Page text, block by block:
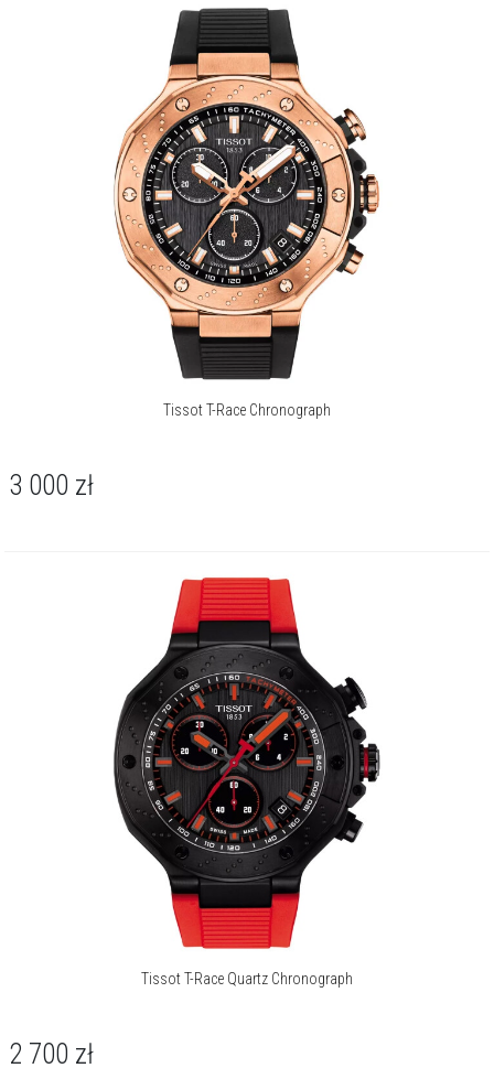
Głęboka czerń tarczy stanowi tło dla precyzyjnie rozmieszczonych
subtarcz chronografu, tworząc kompozycję przywodzącą na myśl
deskę rozdzielczą maszyny o wysokich osiągach. Każdy detal - od
wyrazistych indeksów po wskazówki pokryte substancją Super-
LumiNova - powstał z myślą o bezkompromisowej czytelności.
Dyskretnie umieszczony datownik między godziną czwartą a piątą
dopełnia sportowy charakter, zachowując symetrię i wizualną
Masywna koperta o średnicy 45 mm, wykonana ze stali szlachetnej
316L i pokryta czarną powłoką PVD, jest manifestem inżynieryjnej
pasji. Czerpie bezpośrednie inspiracje ze świata motocykli - bezel
stylizowany na tarczę hamulcową, elementy przypominające części
silnika oraz przyciski chronografu wzorowane na manetkach
kierownicy tworzą spójną, agresywną całość. Kompozycję chroni
odporne na zarysowania szkło szafirowe z powłoką antyrefleksyjną,
a całość spoczywa na silikonowym pasku, gwarantującym komfort i
Za precyzję wskazań odpowiada szwajcarski mechanizm kwarcowy,
kaliber ETA G10.212. Daje on zaawansowane funkcje, w tym
wodoszczelność na poziomie 100 metrów / 10 barów zapewnia
bezpieczeństwo podczas pływania i codziennego kontaktu z wodą.
Agresywna stylistyka modelu T-Race, inspirowana światem
wyścigów MotoGP, mówi sama za siebie.
Tissot T-Race Chronograph to zegarek stworzony dla mężczyzn,
których pasją jest prędkość i dynamiczny styl życia. Dobrze wpisuje
się w nieformalną, sportową garderobę, sygnalizując zamiłowanie
do motorsportu i nowoczesnego designu.
Tissot T-Race to kolekcja inspirowana wyścigami motocyklowymi.
Modele wyróżniają się detalami nawiązującymi do motorsportu,
takimi jak bezel przypominający tarczę hamulcową czy przyciski
łączy sportowy charakter z precyzją szwajcarskiego mechanizmu.
Tissot T-Race Chronograph
3 000 zł
Tissot T-Race Quartz Chronograph
2 700 zł